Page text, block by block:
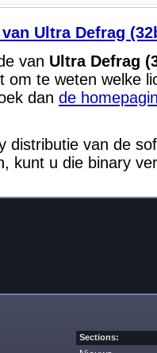
Ultra Defrag
van Ultra Defrag
om te weten welke
dan de
distributie van de
kunt u die binary
Sections: